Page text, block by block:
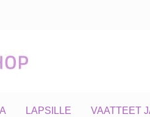
LAPSILLE VAATTEET